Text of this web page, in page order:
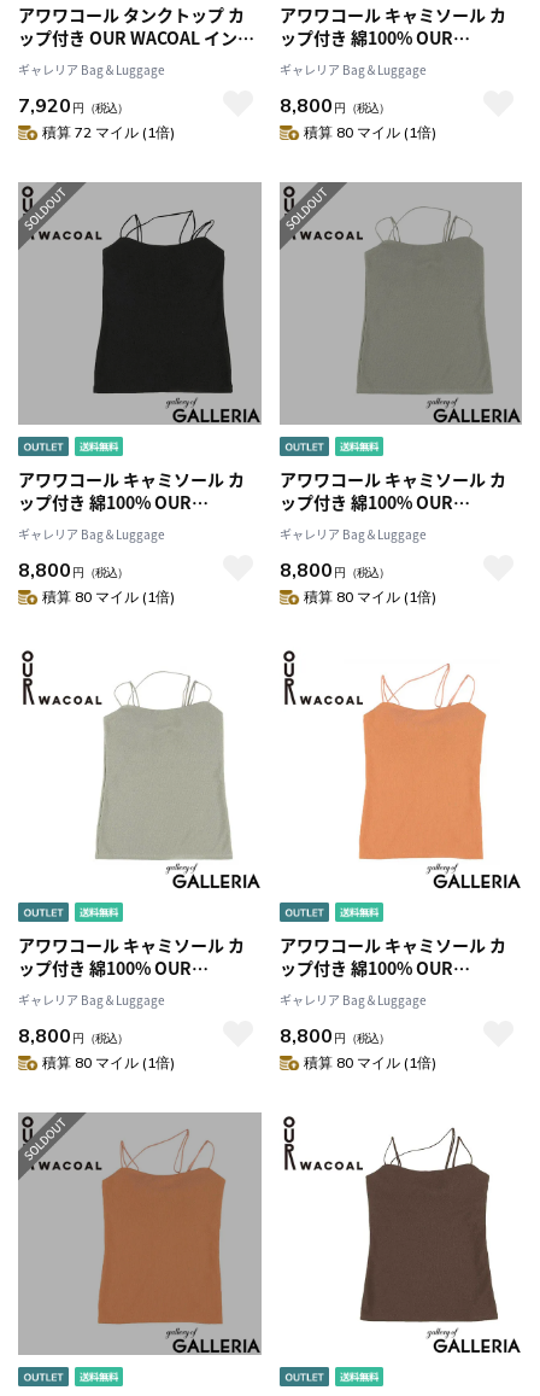
アワワコール タンクトップ カ
ップ付き OUR WACOAL インナ
ーウェア トップス 黒 シンプル
レディース カジュアル おしゃ
れ 白 可愛い 女子 オシャレ カッ
プインアメスリタンクトップ
ギャレリア Bag＆Luggage
7,920 円 （税込）
積算 72 マイル (1倍)
アワワコール キャミソール カ
ップ付き 綿100% OUR
WACOAL インナーウェア パッ
ト キャミ ノンワイヤー アンダ
ーゴムなし シンプル 無地 トッ
プス ブラトップ おしゃれ カッ
ギャレリア Bag＆Luggage
8,800 円 （税込）
積算 80 マイル (1倍)
アワワコール キャミソール カ
ップ付き 綿100% OUR
WACOAL インナーウェア パッ
ト キャミ ノンワイヤー アンダ
ーゴムなし シンプル 無地 トッ
プス ブラトップ おしゃれ カッ
ギャレリア Bag＆Luggage
8,800 円 （税込）
積算 80 マイル (1倍)
アワワコール キャミソール カ
ップ付き 綿100% OUR
WACOAL インナーウェア パッ
ト キャミ ノンワイヤー アンダ
ーゴムなし シンプル 無地 トッ
プス ブラトップ おしゃれ カッ
ギャレリア Bag＆Luggage
8,800 円 （税込）
積算 80 マイル (1倍)
アワワコール キャミソール カ
ップ付き 綿100% OUR
WACOAL インナーウェア パッ
ト キャミ ノンワイヤー アンダ
ーゴムなし シンプル 無地 トッ
プス ブラトップ おしゃれ カッ
ギャレリア Bag＆Luggage
8,800 円 （税込）
積算 80 マイル (1倍)
アワワコール キャミソール カ
ップ付き 綿100% OUR
WACOAL インナーウェア パッ
ト キャミ ノンワイヤー アンダ
ーゴムなし シンプル 無地 トッ
プス ブラトップ おしゃれ カッ
ギャレリア Bag＆Luggage
8,800 円 （税込）
積算 80 マイル (1倍)